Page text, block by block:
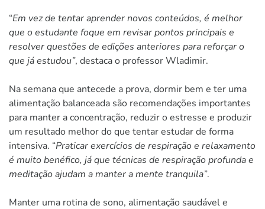
“Em vez de tentar aprender novos conteúdos, é melhor
que o estudante foque em revisar pontos principais e
resolver questões de edições anteriores para reforçar o
que já estudou”, destaca o professor Wladimir.
Na semana que antecede a prova, dormir bem e ter uma
alimentação balanceada são recomendações importantes
para manter a concentração, reduzir o estresse e produzir
um resultado melhor do que tentar estudar de forma
intensiva. “Praticar exercícios de respiração e relaxamento
é muito benéfico, já que técnicas de respiração profunda e
meditação ajudam a manter a mente tranquila”.
Manter uma rotina de sono, alimentação saudável e